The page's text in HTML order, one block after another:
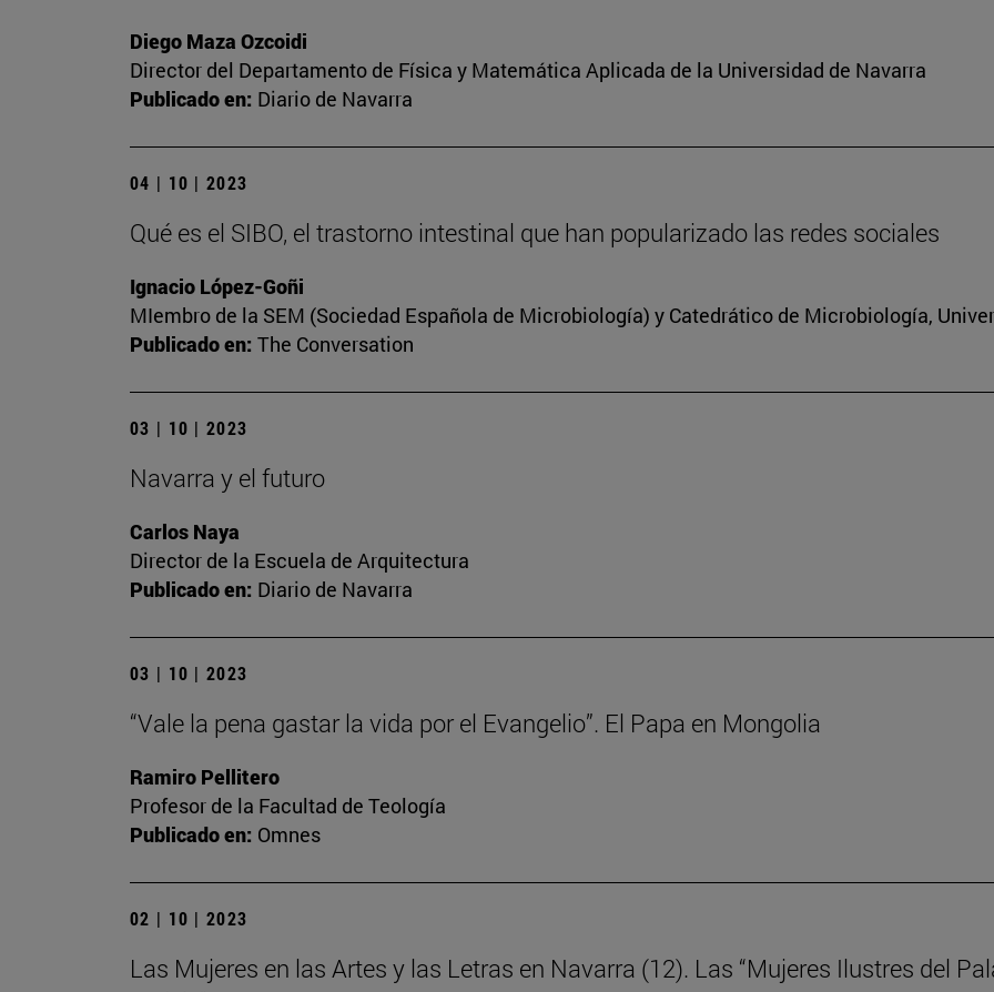
Diego Maza Ozcoidi
Director del Departamento de Física y Matemática Aplicada de la Universidad de Navarra
Publicado en: Diario de Navarra
04 | 10 | 2023
Qué es el SIBO, el trastorno intestinal que han popularizado las redes sociales
Ignacio López-Goñi
MIembro de la SEM (Sociedad Española de Microbiología) y Catedrático de Microbiología,
Publicado en: The Conversation
03 | 10 | 2023
Navarra y el futuro
Carlos Naya
Director de la Escuela de Arquitectura
Publicado en: Diario de Navarra
03 | 10 | 2023
“Vale la pena gastar la vida por el Evangelio”. El Papa en Mongolia
Ramiro Pellitero
Profesor de la Facultad de Teología
Publicado en: Omnes
02 | 10 | 2023
Las Mujeres en las Artes y las Letras en Navarra (12). Las “Mujeres Ilustres del